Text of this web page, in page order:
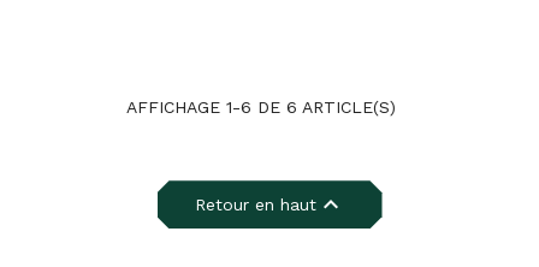
AFFICHAGE 1-6 DE 6 ARTICLE(S)
Retour en haut